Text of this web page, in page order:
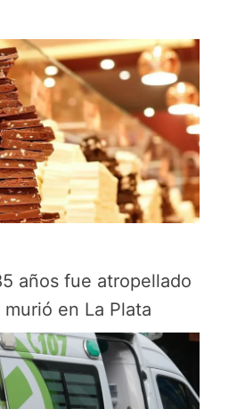
años fue atropellado
en La Plata